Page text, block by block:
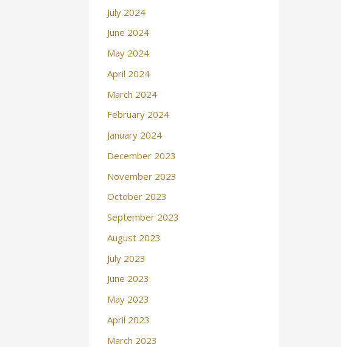
July 2024
June 2024
May 2024
April 2024
March 2024
February 2024
January 2024
December 2023
November 2023
October 2023
September 2023
August 2023
July 2023
June 2023
May 2023
April 2023
March 2023